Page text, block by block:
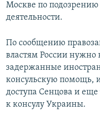
Москве по подозрению
деятельности.
По сообщению
властям России нужно
задержанные
консульскую помощь,
доступа Сенцова и
к консулу Украины.